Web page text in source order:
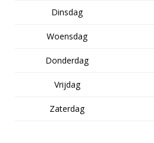
Dinsdag
Woensdag
Donderdag
Vrijdag
Zaterdag